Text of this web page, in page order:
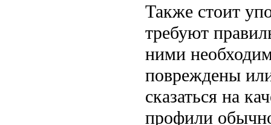
Также стоит
требуют
ними
повреждены
сказаться на
профили